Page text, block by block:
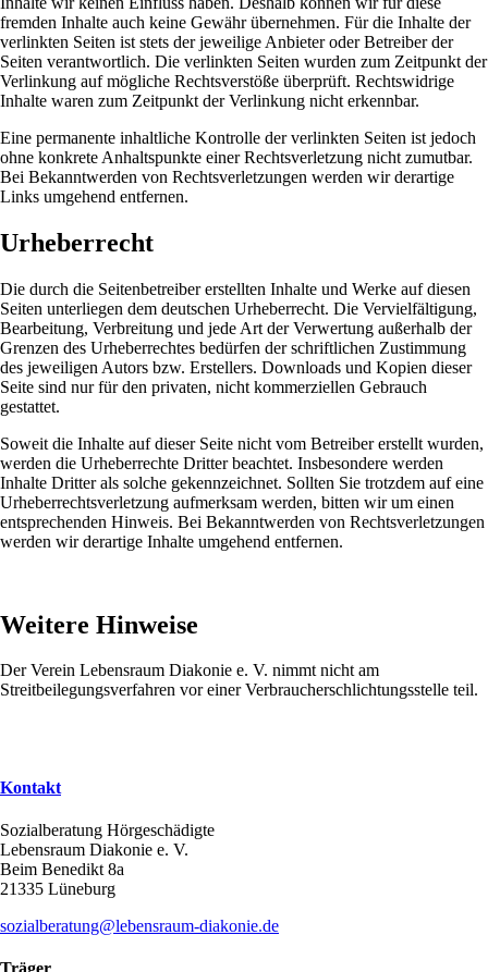
fremden Inhalte auch keine Gewähr übernehmen. Für die Inhalte der
verlinkten Seiten ist stets der jeweilige Anbieter oder Betreiber der
Seiten verantwortlich. Die verlinkten Seiten wurden zum Zeitpunkt der
Verlinkung auf mögliche Rechtsverstöße überprüft. Rechtswidrige
Inhalte waren zum Zeitpunkt der Verlinkung nicht erkennbar.
Eine permanente inhaltliche Kontrolle der verlinkten Seiten ist jedoch
ohne konkrete Anhaltspunkte einer Rechtsverletzung nicht zumutbar.
Bei Bekanntwerden von Rechtsverletzungen werden wir derartige
Links umgehend entfernen.
Urheberrecht
Die durch die Seitenbetreiber erstellten Inhalte und Werke auf diesen
Seiten unterliegen dem deutschen Urheberrecht. Die Vervielfältigung,
Bearbeitung, Verbreitung und jede Art der Verwertung außerhalb der
Grenzen des Urheberrechtes bedürfen der schriftlichen Zustimmung
des jeweiligen Autors bzw. Erstellers. Downloads und Kopien dieser
Seite sind nur für den privaten, nicht kommerziellen Gebrauch
gestattet.
Soweit die Inhalte auf dieser Seite nicht vom Betreiber erstellt wurden,
werden die Urheberrechte Dritter beachtet. Insbesondere werden
Inhalte Dritter als solche gekennzeichnet. Sollten Sie trotzdem auf eine
Urheberrechtsverletzung aufmerksam werden, bitten wir um einen
entsprechenden Hinweis. Bei Bekanntwerden von Rechtsverletzungen
werden wir derartige Inhalte umgehend entfernen.
Weitere Hinweise
Der Verein Lebensraum Diakonie e. V. nimmt nicht am
Streitbeilegungsverfahren vor einer Verbraucherschlichtungsstelle teil.
Kontakt
Sozialberatung Hörgeschädigte
Lebensraum Diakonie e. V.
Beim Benedikt 8a
21335 Lüneburg
sozialberatung@lebensraum-diakonie.de